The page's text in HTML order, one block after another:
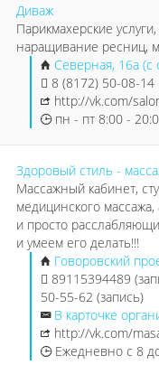
Диваж
Парикмахерские
наращивание ресниц,
Северная, 16а (с
8 (8172) 50-08-14
http://vk.com/
пн - пт 8:00 -
Здоровый стиль -
Массажный кабинет,
медицинского
и просто
и умеем его делать!!!
Говоровский
89115394489
50-55-62 (запись)
В карточке
http://vk.com/
Ежедневно с 8